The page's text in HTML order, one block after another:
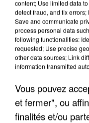
UN SECOND
content; Use limited data
detect fraud, and fix
Save and communicate
process personal data
following functionalities:
requested; Use precise
other data sources; Link
information transmitted
Vous pouvez
et fermer", ou
finalités et/ou